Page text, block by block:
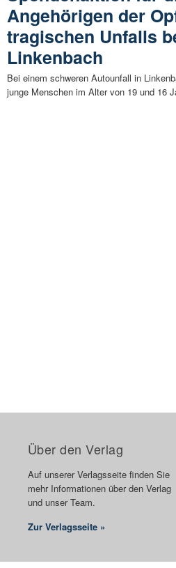
Angehörigen der
tragischen Unfalls
Linkenbach
Bei einem schweren Autounfall in
junge Menschen im Alter von 19 und 16
Über den Verlag
Auf unserer Verlagsseite finden Sie
mehr Informationen über den Verlag
und unser Team.
Zur Verlagsseite »